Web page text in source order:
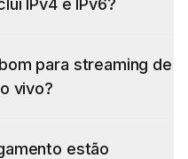
IPv4 e IPv6?
para streaming de
vivo?
estão